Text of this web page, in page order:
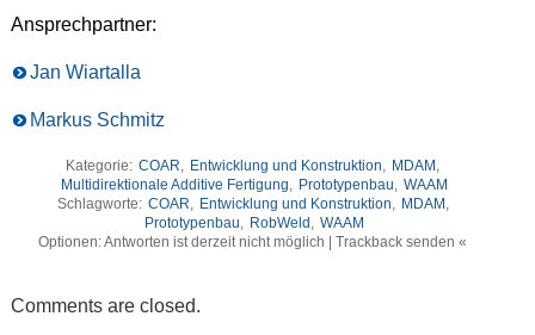
Ansprechpartner:
Jan Wiartalla
Markus Schmitz
Kategorie: COAR, Entwicklung und Konstruktion, MDAM ,
Multidirektionale Additive Fertigung, Prototypenbau, WAAM
Schlagworte: COAR, Entwicklung und Konstruktion, MDAM ,
Prototypenbau, RobWeld , WAAM
Optionen: Antworten ist derzeit nicht möglich | Trackback senden «
Comments are closed.